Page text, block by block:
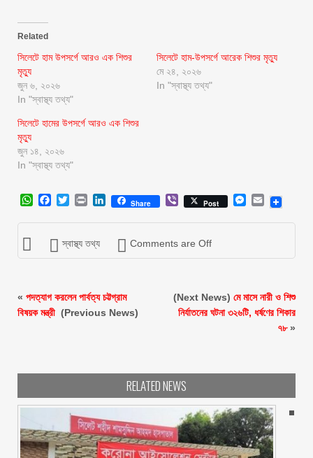
Related
সিলেটে হাম উপসর্গে আরও এক শিশুর
মৃত্যু
জুন ৬, ২০২৬
In "স্বাস্থ্য তথ্য"
সিলেটে হাম-উপসর্গে আরেক শিশুর মৃত্যু
মে ২৪, ২০২৬
In "স্বাস্থ্য তথ্য"
সিলেটে হামের উপসর্গে আরও এক শিশুর
মৃত্যু
জুন ১৪, ২০২৬
In "স্বাস্থ্য তথ্য"
WhatsApp
Facebook
Twitter
Print LinkedIn
Share ViberPost Messenger
Email
স্বাস্থ্য তথ্য Comments are Off
« পদত্যাগ করলেন পার্বত্য চট্টগ্রাম
বিষয়ক মন্ত্রী (Previous News)
(Next News) মে মাসে নারী ও শিশু
নির্যাতনের ঘটনা ৩২৬টি, ধর্ষণের শিকার
৭৮»
RELATED NEWS